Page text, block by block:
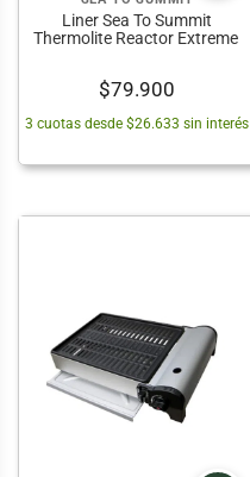
Liner Sea To Summit
Thermolite Reactor Extreme
$79.900
3 cuotas desde $26.633 sin interés